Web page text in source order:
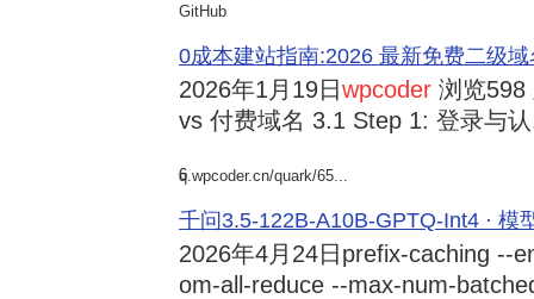
GitHub
0成本建站指南:2026 最新免费二级
2026年1月19日wpcoder 浏览598
vs 付费域名 3.1 Step 1: 登录与
6
q.wpcoder.cn/quark/65...
千问3.5-122B-A10B-GPTQ-Int4 · 模
2026年4月24日 prefix-caching --
om-all-reduce --max-num-